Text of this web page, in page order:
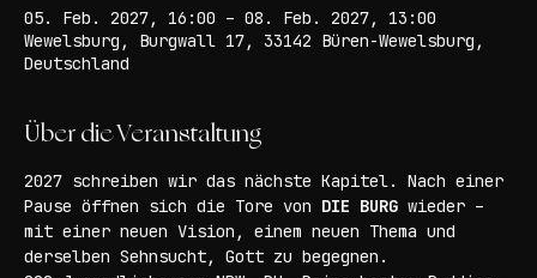
05. Feb. 2027, 16:00 – 08. Feb. 2027, 13:00
Wewelsburg, Burgwall 17, 33142 Büren-Wewelsburg,
Über die Veranstaltung
2027 schreiben wir das nächste Kapitel. Nach einer
Pause öffnen sich die Tore von DIE BURG wieder –
mit einer neuen Vision, einem neuen Thema und